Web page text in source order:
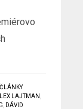
LAJTMAN
DÁVID